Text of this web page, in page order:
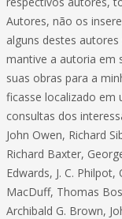
Autores, não os
alguns destes
mantive a autoria em
suas obras para a
ficasse localizado
consultas dos
John Owen, Richard
Richard Baxter,
Edwards, J. C.
MacDuff, Thomas
Archibald G. Brown,